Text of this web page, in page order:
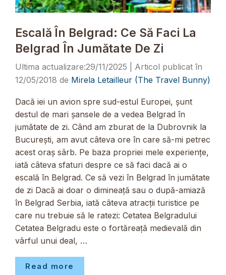
Escală În Belgrad: Ce Să Faci La
Belgrad În Jumătate De Zi
29/11/2025
12/05/2018 de Mirela Letailleur (The Travel Bunny)
Dacă iei un avion spre sud-estul Europei, șunt
destul de mari șansele de a vedea Belgrad în
jumătate de zi. Când am zburat de la Dubrovnik la
București, am avut câteva ore în care să-mi petrec
acest oraș sârb. Pe baza propriei mele experiențe,
iată câteva sfaturi despre ce să faci dacă ai o
escală în Belgrad. Ce să vezi în Belgrad în jumătate
de zi Dacă ai doar o dimineață sau o după-amiază
în Belgrad Serbia, iată câteva atracții turistice pe
care nu trebuie să le ratezi: Cetatea Belgradului
Cetatea Belgradu este o fortăreață medievală din
vârful unui deal, …
Read more